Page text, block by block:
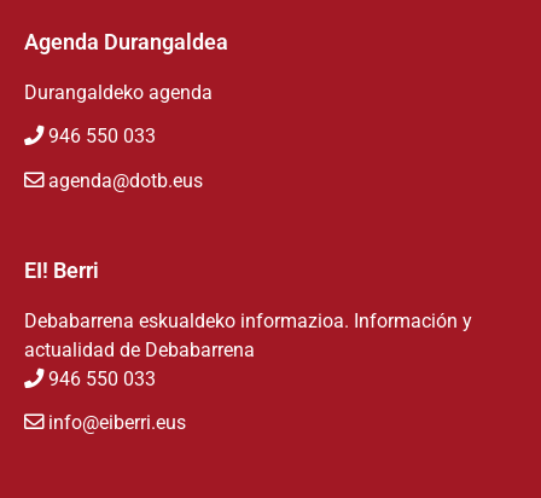
Agenda Durangaldea
Durangaldeko agenda
946 550 033
agenda@dotb.eus
EI! Berri
Debabarrena eskualdeko informazioa. Información y
actualidad de Debabarrena
946 550 033
info@eiberri.eus